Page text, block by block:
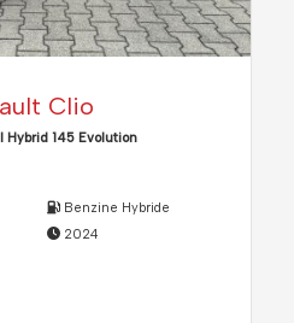
Clio
Hybrid 145 Evolution
Benzine Hybride
2024